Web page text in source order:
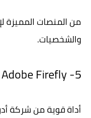
من المنصات المميزة
والشخصيات.
5- Adobe Firefly
أداة قوية من شركة